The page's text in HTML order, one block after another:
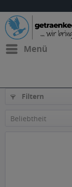
Menü
Filtern